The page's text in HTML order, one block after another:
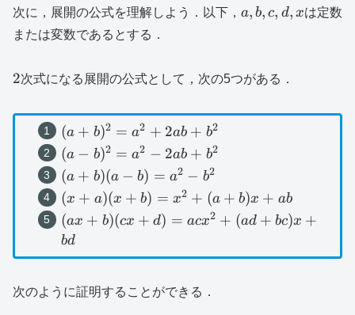
次に，展開の公式を理解しよう．以下， a,b,c,d,x
a, b, c, d, xは定数
または変数であるとする．
2
2次式になる展開の公式として，次の5つがある．
(a+b)^2=a^2+2ab+b^2
(a + b)2 = a2 + 2ab + b2
(a-
b)^2=a^2-
2ab+b^2
(a − b)2 = a2 − 2ab + b2
(a+b)
(a-
b)=a^2-
b^2
(a + b)(a − b) = a2 − b2
(x+a)
(x+b)=x^2+
(a+b)x+ab
(x + a)(x + b) = x2 + (a + b)x + ab
(ax+b)
(cx+d)=acx^2+
(ad+bc)x+bd
(ax + b)(cx + d) = acx2 + (ad + bc)x +
bd
次のように証明することができる．